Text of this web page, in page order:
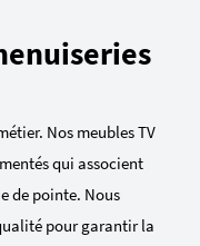
Nos meubles TV
qui associent
de pointe. Nous
pour garantir la